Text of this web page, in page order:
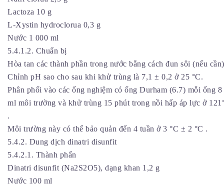
Lactoza 10 g
L-Xystin hydroclorua 0,3 g
Nước 1 000 ml
5.4.1.2. Chuẩn bị
Hòa tan các thành phần trong nước bằng cách đun sôi (nếu
Chỉnh pH sao cho sau khi khử trùng là 7,1 ± 0,2 ở 25 °C.
Phân phối vào các ống nghiệm có ống Durham (6.7) mỗi ống 8
ml môi trường và khử trùng 15 phút trong nồi hấp áp lực ở
.
Môi trường này có thể bảo quản đến 4 tuần ở 3 °C ± 2 °C .
5.4.2. Dung dịch dinatri disunfit
5.4.2.1. Thành phẩn
Dinatri disunfit (Na2S2O5), dạng khan 1,2 g
Nước 100 ml